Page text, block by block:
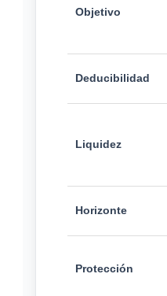
Objetivo
Deducibilidad
Liquidez
Horizonte
Protección